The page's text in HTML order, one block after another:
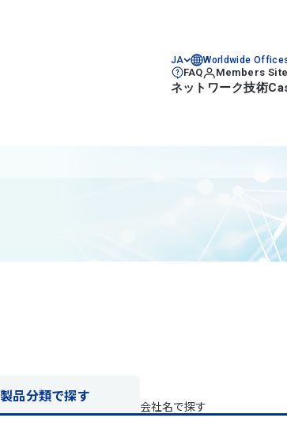
JA Worldwide
FAQ Members
ネットワーク技術
製品分類で探す
会社名で探す